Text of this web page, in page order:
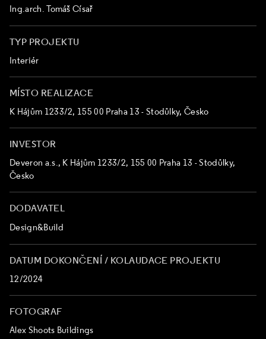
Ing.arch. Tomáš Císař
TYP PROJEKTU
Interiér
MÍSTO REALIZACE
K Hájům 1233/2, 155 00 Praha 13 - Stodůlky, Česko
INVESTOR
Deveron a.s., K Hájům 1233/2, 155 00 Praha 13 - Stodůlky,
Česko
DODAVATEL
Design&Build
DATUM DOKONČENÍ / KOLAUDACE PROJEKTU
12/2024
FOTOGRAF
Alex Shoots Buildings